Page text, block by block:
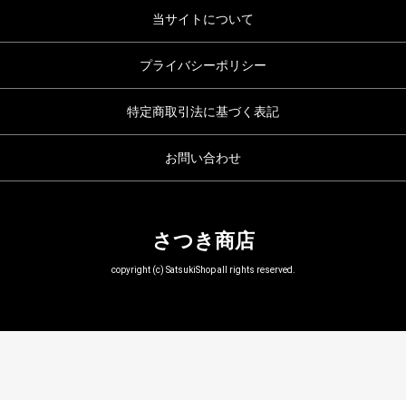
当サイトについて
プライバシーポリシー
特定商取引法に基づく表記
お問い合わせ
さつき商店
copyright (c) SatsukiShop all rights reserved.